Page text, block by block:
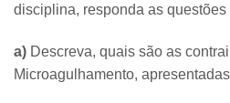
disciplina, responda as questões
a) Descreva, quais são as
Microagulhamento,